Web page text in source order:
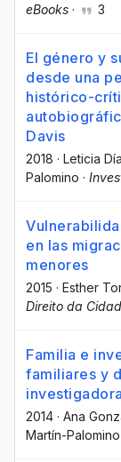
eBooks · 3
El género y
desde una
histórico-
Davis
2018 · Leticia
Palomino ·
en las
menores
2015 · Esther
Direito da
Familia e
familiares y
2014 · Ana
Martín-Palomino